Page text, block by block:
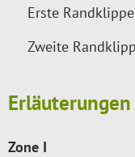
Erste Randklippe
Zweite
Erläuterungen
Zone I